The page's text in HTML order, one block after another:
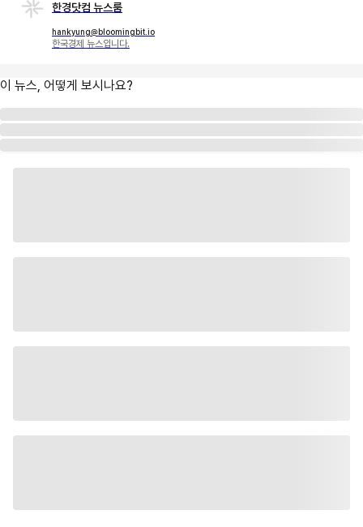
한경닷컴 뉴스룸
hankyung@bloomingbit.io
한국경제 뉴스입니다.
이 뉴스, 어떻게 보시나요?